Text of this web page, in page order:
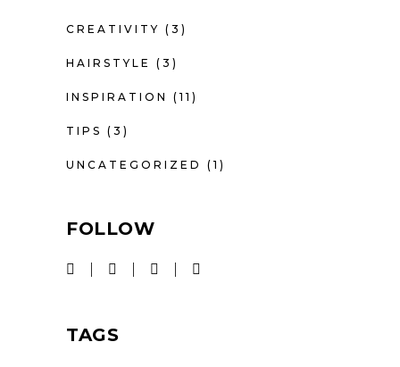
CREATIVITY (3)
HAIRSTYLE (3)
INSPIRATION (11)
TIPS (3)
UNCATEGORIZED (1)
FOLLOW
TAGS